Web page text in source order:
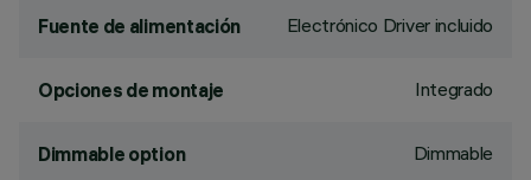
Fuente de alimentación Electrónico Driver incluido
Opciones de montaje Integrado
Dimmable option Dimmable